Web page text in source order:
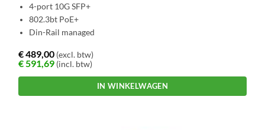
4-port 10G SFP+
802.3bt PoE+
Din-Rail managed
€489,00 (excl. btw)
€ 591,69 (incl. btw)
IN WINKELWAGEN